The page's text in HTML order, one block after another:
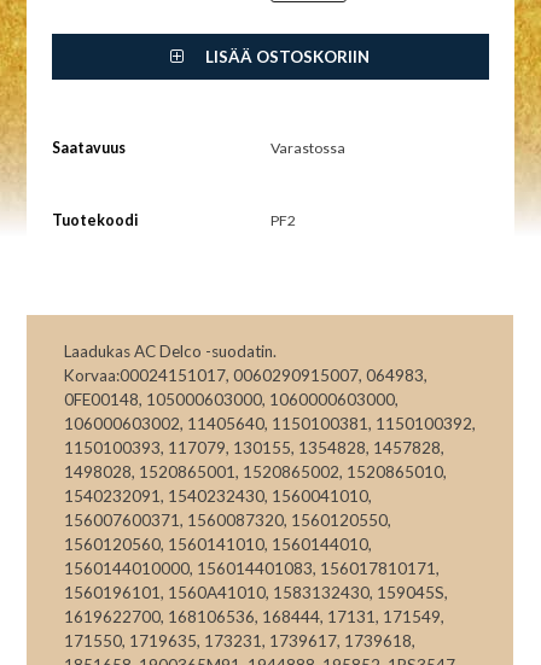
LISÄÄ OSTOSKORIIN
Saatavuus Varastossa
Tuotekoodi PF2
Laadukas AC Delco -suodatin.
Korvaa:00024151017, 0060290915007, 064983,
0FE00148, 105000603000, 1060000603000,
106000603002, 11405640, 1150100381, 1150100392,
1150100393, 117079, 130155, 1354828, 1457828,
1498028, 1520865001, 1520865002, 1520865010,
1540232091, 1540232430, 1560041010,
156007600371, 1560087320, 1560120550,
1560120560, 1560141010, 1560144010,
1560144010000, 156014401083, 156017810171,
1560196101, 1560A41010, 1583132430, 159045S,
1619622700, 168106536, 168444, 17131, 171549,
171550, 1719635, 173231, 1739617, 1739618,